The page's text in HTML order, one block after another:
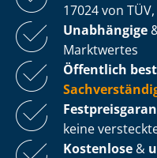
17024 von TÜV,
Unabhängige
Marktwertes
Öffentlich
keine
Kostenlose &